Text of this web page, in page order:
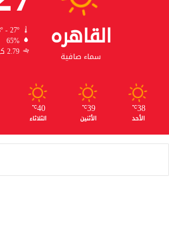
القاهره
سماء صافية
38º - 27º
65%
2.79 كيلومتر/ساعة
38
℃
الأحد
39
℃
الأثنين
40
℃
الثلاثاء